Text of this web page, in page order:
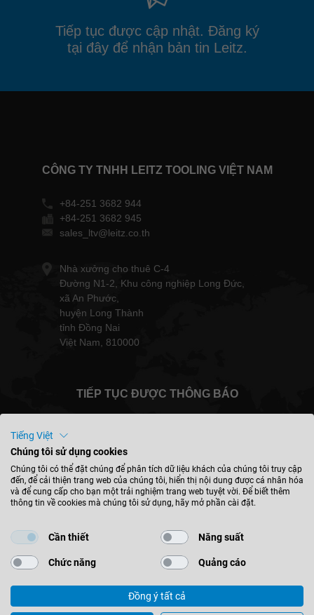
Tiếp tục được cập nhật. Đăng ký
tại đây để nhận bản tin Leitz.
CÔNG TY TNHH LEITZ TOOLING VIỆT NAM
+84-251 3682 944
+84-251 3682 945
sales_ltv@leitz.co.th
Nhà xưởng cho thuê C-4
Đường N1-2, Khu công nghiệp Long Đức,
xã An Phước,
huyện Long Thành
tỉnh Đồng Nai
Việt Nam, 810000
TIẾP TỤC ĐƯỢC THÔNG BÁO
Việt Nam - tiếng việt
© 2026 Leitz GmbH & Co. KG
Tiếng Việt
Chúng tôi sử dụng cookies
Chúng tôi có thể đặt chúng để phân tích dữ liệu khách của chúng tôi truy cập
đến, để cải thiện trang web của chúng tôi, hiển thị nội dung được cá nhân hóa
và để cung cấp cho bạn một trải nghiệm trang web tuyệt vời. Để biết thêm
thông tin về cookies mà chúng tôi sử dụng, hãy mở phần cài đặt.
Cần thiết Năng suất
Chức năng Quảng cáo
Đồng ý tất cả